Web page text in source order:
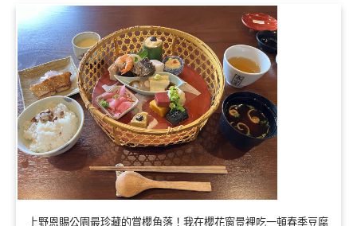
上野恩賜公園最珍藏的賞櫻角落！我在櫻花窗景裡吃一頓春季豆腐